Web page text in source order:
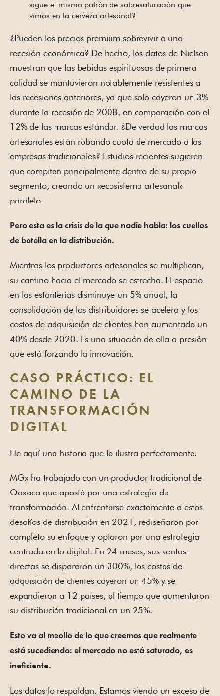
sigue el mismo patrón de sobresaturación que
vimos en la cerveza artesanal?
¿Pueden los precios premium sobrevivir a una
recesión económica? De hecho, los datos de Nielsen
muestran que las bebidas espirituosas de primera
calidad se mantuvieron notablemente resistentes a
las recesiones anteriores, ya que solo cayeron un 3%
durante la recesión de 2008, en comparación con el
12% de las marcas estándar. ¿De verdad las marcas
artesanales están robando cuota de mercado a las
empresas tradicionales? Estudios recientes sugieren
que compiten principalmente dentro de su propio
segmento, creando un «ecosistema artesanal»
paralelo.
Pero esta es la crisis de la que nadie habla: los cuellos
de botella en la distribución.
Mientras los productores artesanales se multiplican,
su camino hacia el mercado se estrecha. El espacio
en las estanterías disminuye un 5% anual, la
consolidación de los distribuidores se acelera y los
costos de adquisición de clientes han aumentado un
40% desde 2020. Es una situación de olla a presión
que está forzando la innovación.
CASO PRÁCTICO: EL
CAMINO DE LA
TRANSFORMACIÓN
DIGITAL
He aquí una historia que lo ilustra perfectamente.
MGx ha trabajado con un productor tradicional de
Oaxaca que apostó por una estrategia de
transformación. Al enfrentarse exactamente a estos
desafíos de distribución en 2021, rediseñaron por
completo su enfoque y optaron por una estrategia
centrada en lo digital. En 24 meses, sus ventas
directas se dispararon un 300%, los costos de
adquisición de clientes cayeron un 45% y se
expandieron a 12 países, al tiempo que aumentaron
su distribución tradicional en un 25%.
Esto va al meollo de lo que creemos que realmente
está sucediendo: el mercado no está saturado, es
ineficiente.
Los datos lo respaldan. Estamos viendo un exceso de